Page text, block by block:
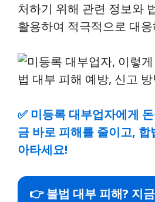
처하기 위해 관련 정보와
활용하여 적극적으로 대
✅ 미등록 대부업자에게
금 바로 피해를 줄이고,
아타세요!
👉 불법 대부 피해? 지